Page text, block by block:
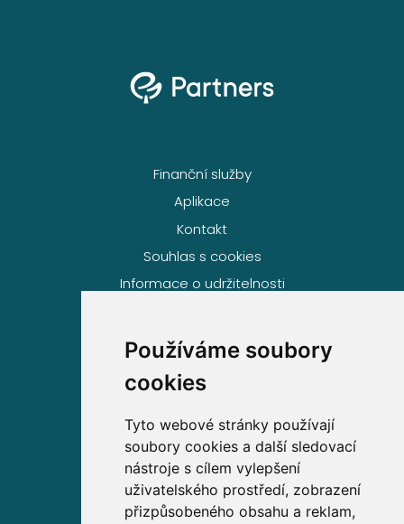
Používáme soubory
cookies
Tyto webové stránky používají
soubory cookies a další sledovací
nástroje s cílem vylepšení
uživatelského prostředí, zobrazení
přizpůsobeného obsahu a reklam,
Finanční služby
Aplikace
Kontakt
Souhlas s cookies
Informace o udržitelnosti
Volejte zdarma na
800 63 63 63
Sídlo společnosti
Partners Financial Services, a.s.
Prague Gate, 4. patro,